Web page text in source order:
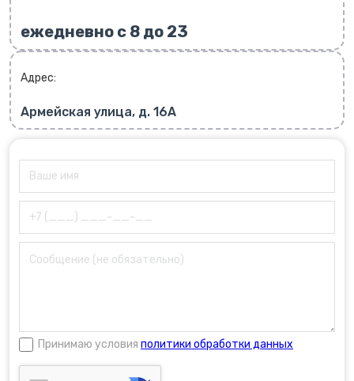
ежедневно с 8 до 23
Адрес:
Армейская улица, д. 16А
Принимаю условия политики обработки данных